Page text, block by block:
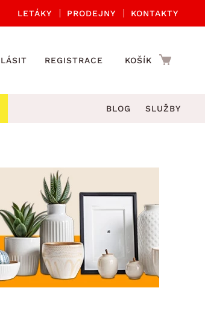
LETÁKY PRODEJNY KONTAKTY
REGISTRACE KOŠÍK
Kuchyňské příslušenství
Kuchyňské doplňky
Koupelnové doplňky
Zahradní doplňky
Zobrazit vše
VÁNOCE
BLOG SLUŽBY